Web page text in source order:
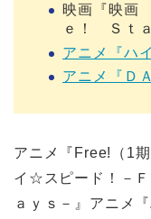
映画『映画
ｅ！ Ｓｔ
アニメ『ハ
アニメ『Ｄ
アニメ『Free!（1
イ☆スピード！－
ａｙｓ－』アニメ